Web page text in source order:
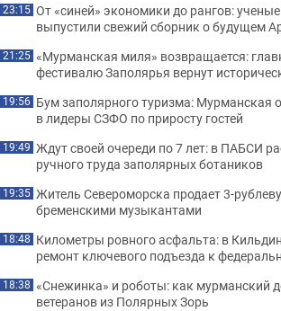
23:15 От «синей» экономики до рангов:
выпустили свежий сборник о будущем
21:25 «Мурманская миля» возвращается:
фестивалю Заполярья вернут
19:56 Бум заполярного туризма: Мурманская
в лидеры СЗФО по приросту гостей
19:49 Ждут своей очереди по 7 лет: в ПАБСИ
ручного труда заполярных ботаников
19:35 Житель Североморска продает 3-
бременскими музыкантами
18:48 Километры ровного асфальта: в
ремонт ключевого подъезда к
18:38 «Снежинка» и роботы: как мурманский
ветеранов из Полярных Зорь